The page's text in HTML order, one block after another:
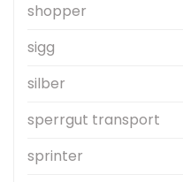
shopper
sigg
silber
sperrgut transport
sprinter